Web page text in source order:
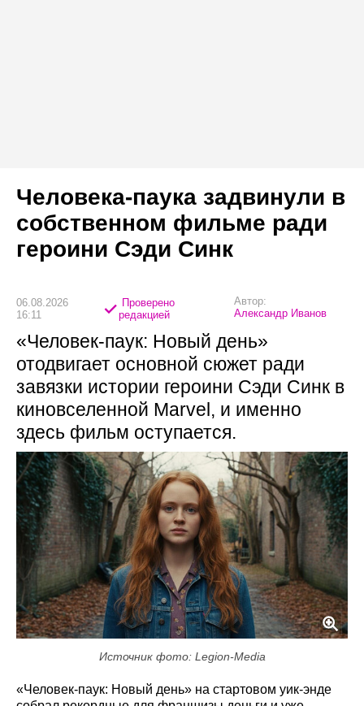
Человека-паука задвинули в
собственном фильме ради
героини Сэди Синк
06.08.2026
16:11
Проверено
редакцией
Автор:
Александр Иванов
«Человек-паук: Новый день»
отодвигает основной сюжет ради
завязки истории героини Сэди Синк в
киновселенной Marvel, и именно
здесь фильм оступается.
Источник фото: Legion-Media
«Человек-паук: Новый день» на стартовом уик-энде